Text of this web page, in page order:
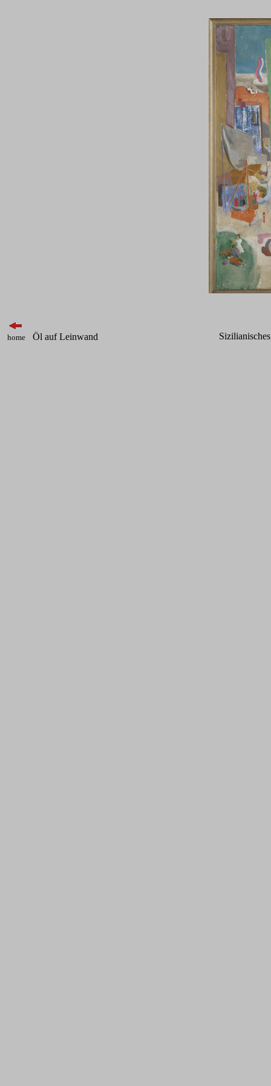
home Öl auf Leinwand